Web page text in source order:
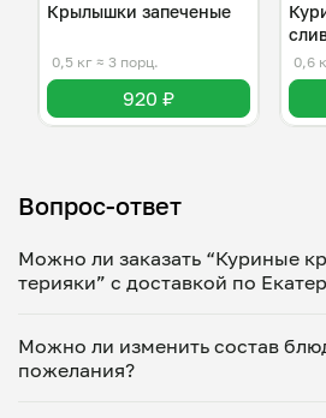
Крылышки запеченые
0,5 кг ≈ 3 порц.
920 ₽
0,6
Вопрос-ответ
Можно ли заказать “Куриные
терияки” с доставкой по
Укажите удобное время — и
домашнее блюдо в большой
Можно ли изменить состав
пожелания?